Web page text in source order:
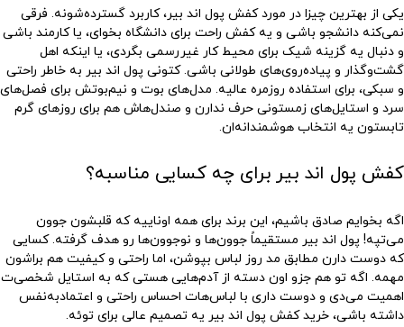
یکی از بهترین چیزا در موردکفش پول اند بیر، کاربرد گسترده‌شونه. فرقی
نمی‌کنه دانشجو باشی و یه کفش راحت برای دانشگاه بخوای، یا کارمند باشی
و دنبال یه گزینه شیک برای محیط کار غیررسمی بگردی، یا اینکه اهل
گشت‌وگذار و پیاده‌روی‌های طولانی باشی.کتونی پول اند بیر به خاطر راحتی
و سبکی، برای استفاده روزمره عالیه. مدل‌های بوت و نیم‌بوتش برای فصل‌های
سرد و استایل‌های زمستونی حرف ندارن و صندل‌هاش هم برای روزهای گرم
تابستون یه انتخاب هوشمندانه‌ان.
کفش پول اند بیر برای چه کسایی مناسبه؟
اگه بخوایم صادق باشیم، این برند برای همه اوناییه که قلبشون جوون
می‌تپه! پول اند بیر مستقیماً جوون‌ها و نوجوون‌ها رو هدف گرفته. کسایی
که دوست دارن مطابق مد روز لباس بپوشن، اما راحتی و کیفیت هم براشون
مهمه. اگه تو هم جزو اون دسته از آدم‌هایی هستی که به استایل شخصی‌ت
اهمیت می‌دی و دوست داری با لباس‌هات احساس راحتی و اعتمادبه‌نفس
داشته باشی،خرید کفش پول اند بیر یه تصمیم عالی برای توئه.